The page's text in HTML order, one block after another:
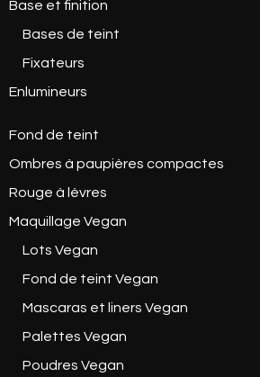
Base et finition
Bases de teint
Fixateurs
Enlumineurs
Fond de teint
Ombres à paupières compactes
Rouge à lèvres
Maquillage Vegan
Lots Vegan
Fond de teint Vegan
Mascaras et liners Vegan
Palettes Vegan
Poudres Vegan